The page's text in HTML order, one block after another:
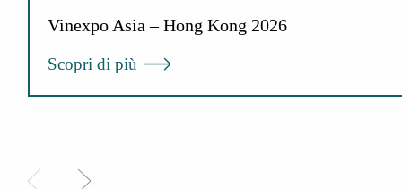
Vinexpo Asia – Hong Kong 2026
Scopri di più